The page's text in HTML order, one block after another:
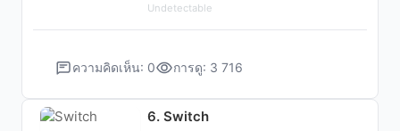
Undetectable
ความคิดเห็น: 0 การดู: 3 716
6. Switch